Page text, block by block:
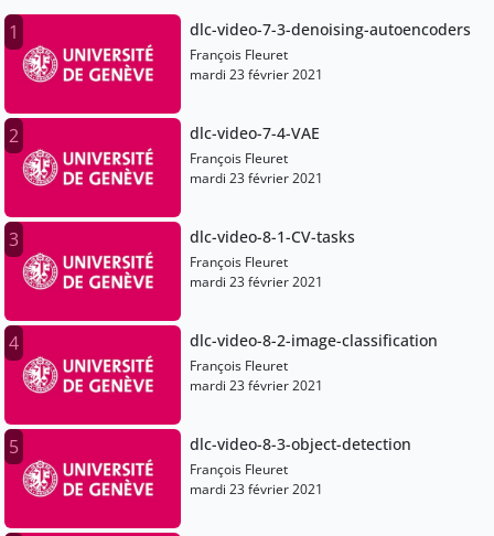
1 dlc-video-7-3-denoising-autoencoders
François Fleuret
mardi 23 février 2021
2 dlc-video-7-4-VAE
François Fleuret
mardi 23 février 2021
3 dlc-video-8-1-CV-tasks
François Fleuret
mardi 23 février 2021
4 dlc-video-8-2-image-classification
François Fleuret
mardi 23 février 2021
5 dlc-video-8-3-object-detection
François Fleuret
mardi 23 février 2021